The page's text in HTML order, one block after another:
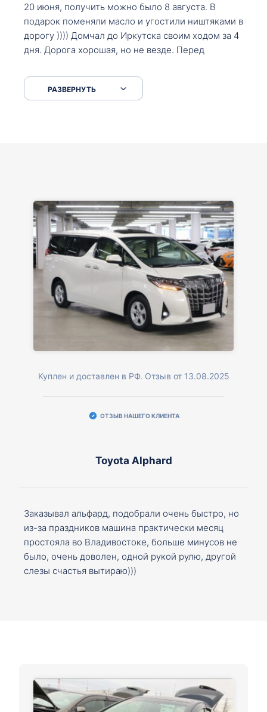
20 июня, получить можно было 8 августа. В
подарок поменяли масло и угостили ништяками в
дорогу )))) Домчал до Иркутска своим ходом за 4
дня. Дорога хорошая, но не везде. Перед
серпантинах по пути следования.
РАЗВЕРНУТЬ
Куплен и доставлен в РФ. Отзыв от 13.08.2025
ОТЗЫВ НАШЕГО КЛИЕНТА
Toyota Alphard
Заказывал альфард, подобрали очень быстро, но
из-за праздников машина практически месяц
простояла во Владивостоке, больше минусов не
было, очень доволен, одной рукой рулю, другой
слезы счастья вытираю)))